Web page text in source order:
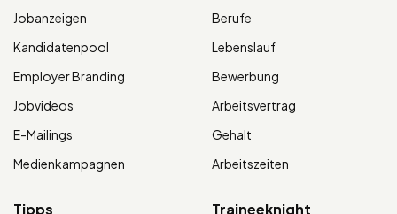
Jobanzeigen
Kandidatenpool
Employer Branding
Jobvideos
E-Mailings
Medienkampagnen
Berufe
Lebenslauf
Bewerbung
Arbeitsvertrag
Gehalt
Arbeitszeiten
Tipps Traineeknight